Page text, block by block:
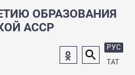
ОБРАЗОВАНИЯ
АССР
РУС
ТАТ